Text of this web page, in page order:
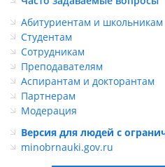
Абитуриентам и школьникам
Студентам
Сотрудникам
Преподавателям
Аспирантам и докторантам
Партнерам
Модерация
Версия для людей с
minobrnauki.gov.ru